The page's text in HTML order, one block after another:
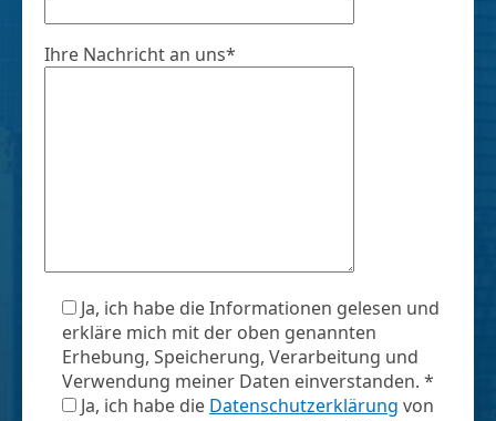
Ihre Nachricht an uns*
Ja, ich habe die Informationen gelesen und
erkläre mich mit der oben genannten
Erhebung, Speicherung, Verarbeitung und
Verwendung meiner Daten einverstanden. *
Ja, ich habe die Datenschutzerklärung von